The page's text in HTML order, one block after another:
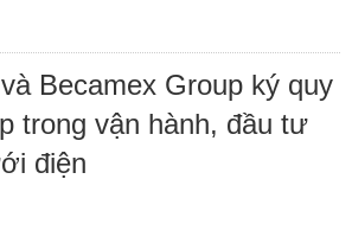
Becamex Group ký quy
trong vận hành, đầu tư
điện